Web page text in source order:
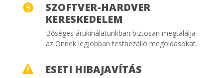

SZOFTVER-HARDVER
KERESKEDELEM
Bőséges árukínálatunkban biztosan megtalálja
az Önnek legjobban testhezálló megoldásokat.
 ESETI HIBAJAVÍTÁS